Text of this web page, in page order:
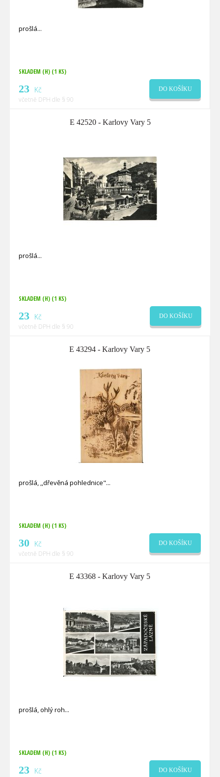
prošlá
SKLADEM (H) (1 KS)
23 Kč
včetně DPH dle § 90
DO KOŠÍKU
E 42520 - Karlovy Vary 5
prošlá
SKLADEM (H) (1 KS)
23 Kč
včetně DPH dle § 90
DO KOŠÍKU
E 43294 - Karlovy Vary 5
prošlá, ,,dřevěná pohlednice"
SKLADEM (H) (1 KS)
30 Kč
včetně DPH dle § 90
DO KOŠÍKU
E 43368 - Karlovy Vary 5
prošlá, ohlý roh
SKLADEM (H) (1 KS)
23 Kč DO KOŠÍKU